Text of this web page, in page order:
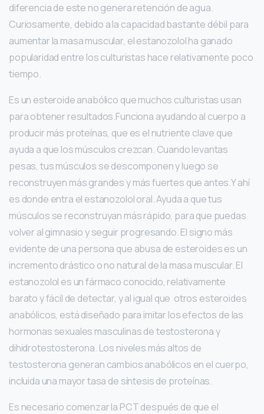
diferencia de este no genera retención de agua.
Curiosamente, debido a la capacidad bastante débil para
aumentar la masa muscular, el estanozolol ha ganado
popularidad entre los culturistas hace relativamente poco
tiempo.
Es un esteroide anabólico que muchos culturistas usan
para obtener resultados.Funciona ayudando al cuerpo a
producir más proteínas, que es el nutriente clave que
ayuda a que los músculos crezcan. Cuando levantas
pesas, tus músculos se descomponen y luego se
reconstruyen más grandes y más fuertes que antes.Y ahí
es donde entra el estanozolol oral. Ayuda a que tus
músculos se reconstruyan más rápido, para que puedas
volver al gimnasio y seguir progresando. El signo más
evidente de una persona que abusa de esteroides es un
incremento drástico o no natural de la masa muscular. El
estanozolol es un fármaco conocido, relativamente
barato y fácil de detectar, y al igual que otros esteroides
anabólicos, está diseñado para imitar los efectos de las
hormonas sexuales masculinas de testosterona y
dihidrotestosterona. Los niveles más altos de
testosterona generan cambios anabólicos en el cuerpo,
incluida una mayor tasa de síntesis de proteínas.
Es necesario comenzar la PCT después de que el